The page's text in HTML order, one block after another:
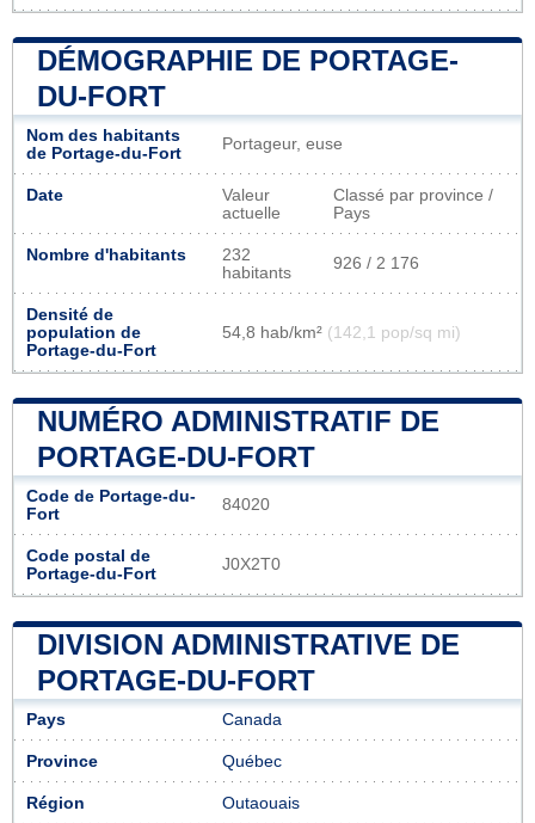
DÉMOGRAPHIE DE PORTAGE-
DU-FORT
Nom des habitants
de Portage-du-Fort
Portageur, euse
Date
Valeur
actuelle
Classé par province /
Pays
Nombre d'habitants
232
habitants
926 / 2 176
Densité de
population de
Portage-du-Fort
54,8 hab/km² (142,1 pop/sq mi)
NUMÉRO ADMINISTRATIF DE
PORTAGE-DU-FORT
Code de Portage-du-
Fort
84020
Code postal de
Portage-du-Fort
J0X2T0
DIVISION ADMINISTRATIVE DE
PORTAGE-DU-FORT
Pays Canada
Province Québec
Région Outaouais